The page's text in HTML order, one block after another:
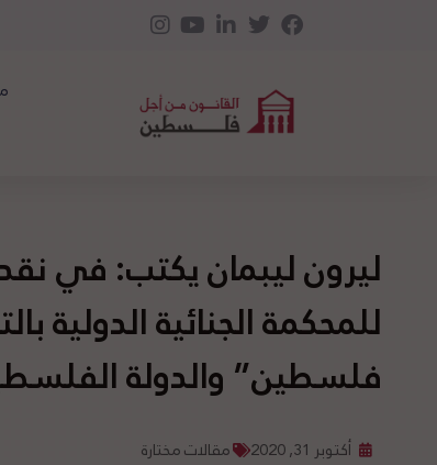
ليرون ليبمان يكتب: في نقد
للمحكمة الجنائية
فلسطين” والدولة
أكتوبر 31, 2020 مقالات مختارة